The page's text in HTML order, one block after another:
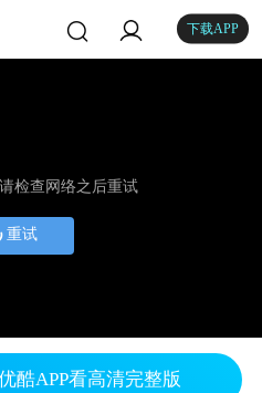
下载APP
检查网络之后重试
重试
酷APP看高清完整版